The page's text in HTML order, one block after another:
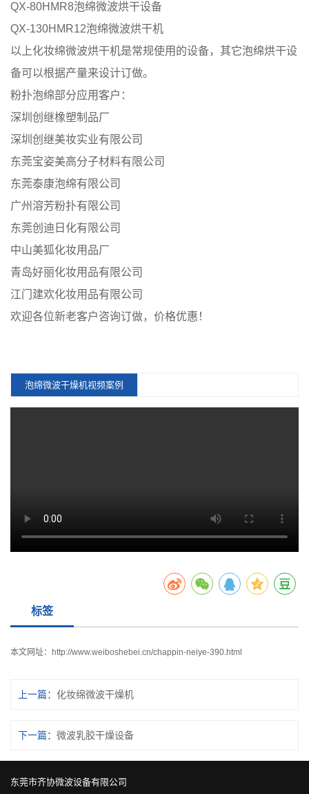
QX-80HMR8泡绵微波烘干设备
QX-130HMR12泡绵微波烘干机
以上化妆绵微波烘干机是常规使用的设备，其它泡绵烘干设
备可以根据产量来设计订做。
粉扑泡绵部分应用客户：
深圳创继橡塑制品厂
深圳创继美妆实业有限公司
东莞宝姿美高分子材料有限公司
东莞泰康泡绵有限公司
广州溶芳粉扑有限公司
东莞创迪日化有限公司
中山美狐化妆用品厂
青岛好丽化妆用品有限公司
江门建欢化妆用品有限公司
欢迎各位新老客户咨询订做，价格优惠！
泡绵微波干燥机视频案例
标签
本文网址： http://www.weiboshebei.cn/chappin-neiye-390.html
上一篇： 化妆绵微波干燥机
下一篇： 微波乳胶干燥设备
东莞市齐协微波设备有限公司